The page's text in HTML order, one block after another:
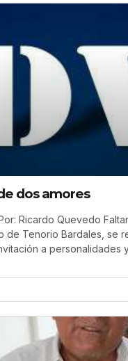
dos amores
Ricardo Quevedo
de Tenorio Bardales, se
a personalidades